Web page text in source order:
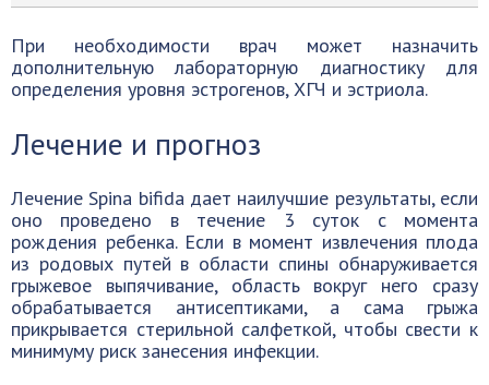
При необходимости врач может назначить
дополнительную лабораторную диагностику для
определения уровня эстрогенов, ХГЧ и эстриола.
Лечение и прогноз
Лечение Spina bifida дает наилучшие результаты, если
оно проведено в течение 3 суток с момента
рождения ребенка. Если в момент извлечения плода
из родовых путей в области спины обнаруживается
грыжевое выпячивание, область вокруг него сразу
обрабатывается антисептиками, а сама грыжа
прикрывается стерильной салфеткой, чтобы свести к
минимуму риск занесения инфекции.